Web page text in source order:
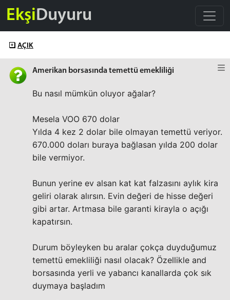
EkşiDuyuru
AÇIK
Amerikan borsasında temettü emekliliği
Bu nasıl mümkün oluyor ağalar?
Mesela VOO 670 dolar
Yılda 4 kez 2 dolar bile olmayan temettü veriyor.
670.000 doları buraya bağlasan yılda 200 dolar
bile vermiyor.
Bunun yerine ev alsan kat kat falzasını aylık kira
geliri olarak alırsın. Evin değeri de hisse değeri
gibi artar. Artmasa bile garanti kirayla o açığı
kapatırsın.
Durum böyleyken bu aralar çokça duyduğumuz
temettü emekliliği nasıl olacak? Özellikle and
borsasında yerli ve yabancı kanallarda çok sık
duymaya başladım